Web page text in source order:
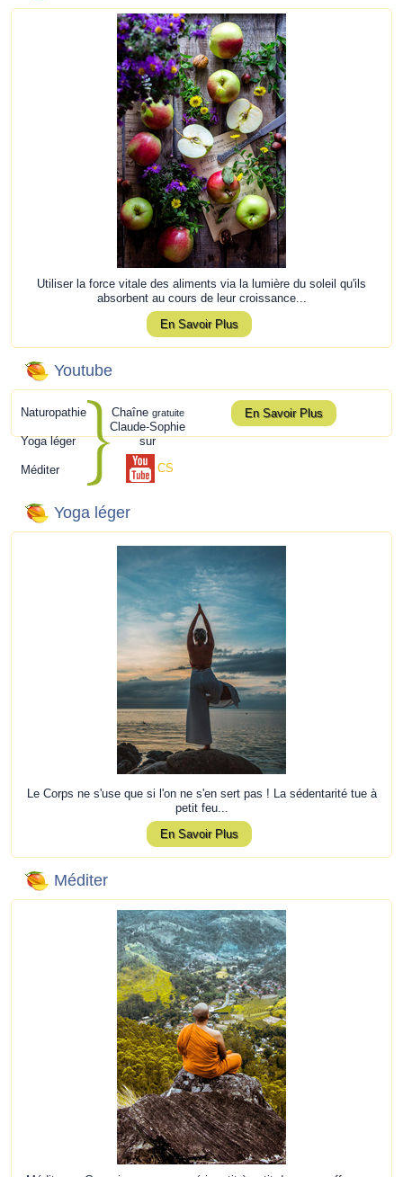
Utiliser la force vitale des aliments via la lumière du soleil qu'ils
absorbent au cours de leur croissance...
En Savoir Plus
Youtube
Naturopathie
Yoga léger
Méditer
Chaîne gratuite
Claude-Sophie
sur
CS
En Savoir Plus
Yoga léger
Le Corps ne s'use que si l'on ne s'en sert pas ! La sédentarité tue à
petit feu...
En Savoir Plus
Méditer